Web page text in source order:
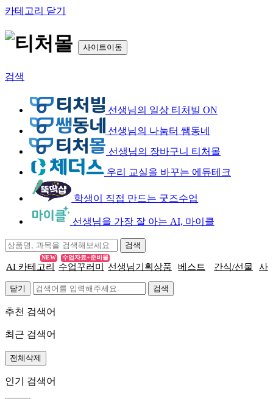
카테고리 닫기
사이트이동
검색
선생님의 일상 티처빌 ON
선생님의 나눔터 쌤동네
선생님의 장바구니 티처몰
우리 교실을 바꾸는 에듀테크
학생이 직접 만드는 굿즈수업
선생님을 가장 잘 아는 AI, 마이클
AI 카테고리
NEW
수업꾸러미
수업자료+준비물
선생님기획상품 베스트 간식/선물 사
닫기
추천 검색어
최근 검색어
전체삭제
인기 검색어